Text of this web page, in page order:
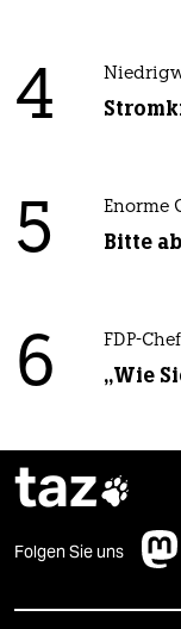
4
5 Enorme
Bitte
6 FDP-
„Wie
taz
Folgen Sie uns